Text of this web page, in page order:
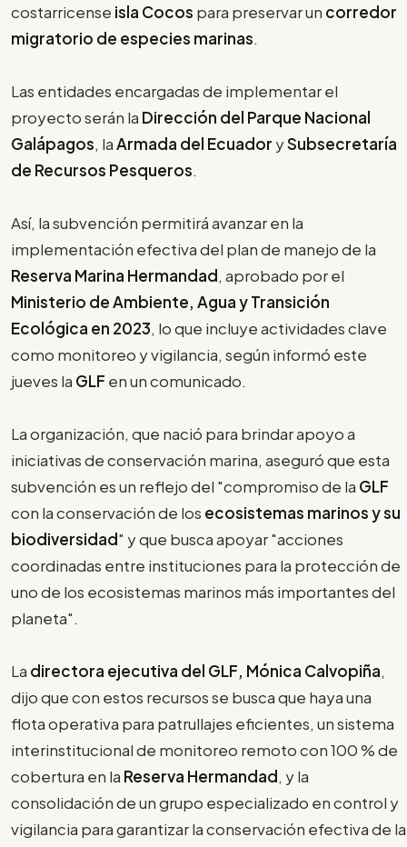
costarricense isla Cocos para preservar un corredor
migratorio de especies marinas.
Las entidades encargadas de implementar el
proyecto serán la Dirección del Parque Nacional
Galápagos, laArmada del Ecuador ySubsecretaría
de Recursos Pesqueros.
Así, la subvención permitirá avanzar en la
implementación efectiva del plan de manejo de la
Reserva Marina Hermandad, aprobado por el
Ministerio de Ambiente, Agua y Transición
Ecológica en 2023, lo que incluye actividades clave
como monitoreo y vigilancia, según informó este
jueves la GLF en un comunicado.
La organización, que nació para brindar apoyo a
iniciativas de conservación marina, aseguró que esta
subvención es un reflejo del "compromiso de la GLF
con la conservación de los ecosistemas marinos y su
biodiversidad" y que busca apoyar "acciones
coordinadas entre instituciones para la protección de
uno de los ecosistemas marinos más importantes del
planeta".
La directora ejecutiva del GLF, Mónica Calvopiña,
dijo que con estos recursos se busca que haya una
flota operativa para patrullajes eficientes, un sistema
interinstitucional de monitoreo remoto con 100 % de
cobertura en la Reserva Hermandad, y la
consolidación de un grupo especializado en control y
vigilancia para garantizar la conservación efectiva de la